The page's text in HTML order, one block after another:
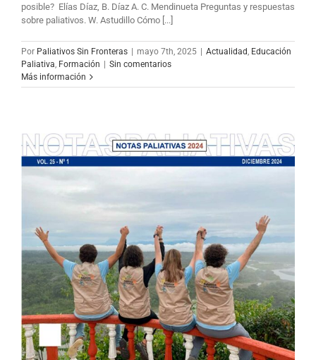
posible? Elías Díaz, B. Díaz A. C. Mendinueta Preguntas y respuestas
sobre paliativos. W. Astudillo Cómo [...]
Por Paliativos Sin Fronteras mayo 7th, 2025 Actualidad, Educación
Paliativa, Formación
Sin comentarios
Más información